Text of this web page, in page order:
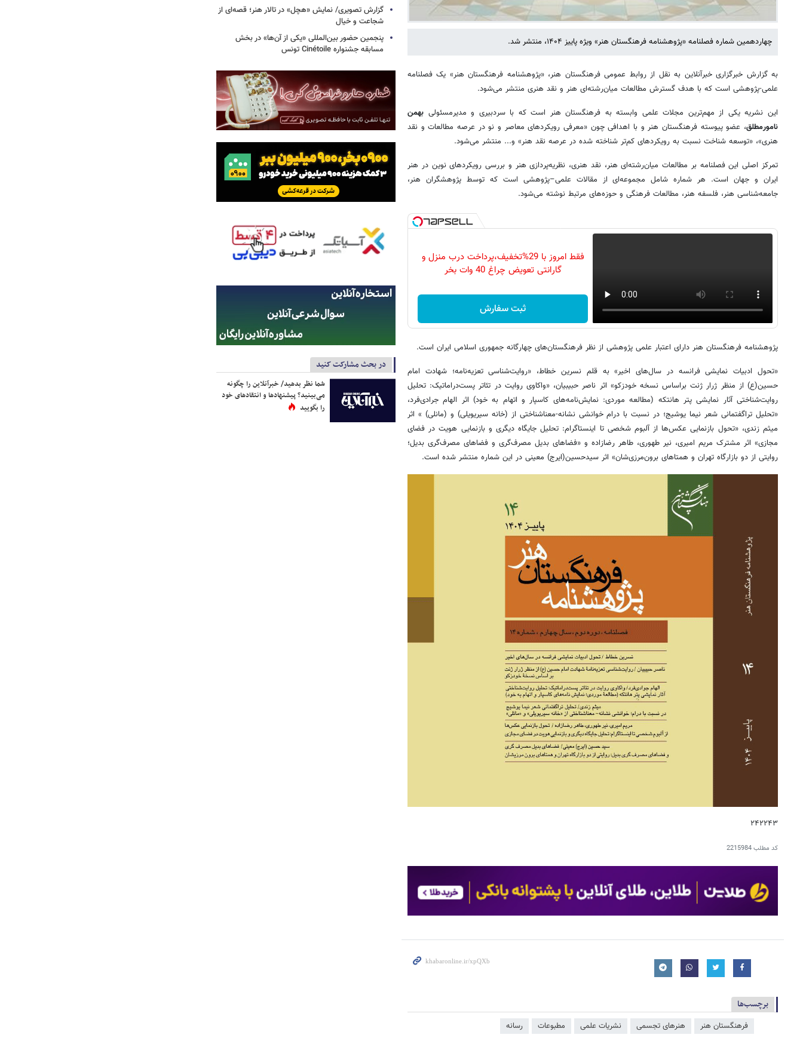
چهاردهمین شماره فصلنامه «پژوهشنامه فرهنگستان هنر» ویژه پاییز ۱۴۰۴، منتشر شد.
به گزارش خبرگزاری خبرآنلاین به نقل از روابط عمومی فرهنگستان هنر، «پژوهشنامه فرهنگستان هنر» یک فصلنامه
علمی‌-پژوهشی است که با هدف گسترش مطالعات میان‌رشته‌ای هنر و نقد هنری منتشر می‌شود.
این نشریه یکی از مهم‌ترین مجلات علمی وابسته به فرهنگستان هنر است که با سردبیری و مدیرمسئولی بهمن
نامورمطلق، عضو پیوسته فرهنگستان هنر و با اهدافی چون «معرفی رویکردهای معاصر و نو در عرصه مطالعات و نقد
هنری»، «توسعه شناخت نسبت به رویکردهای کم‌تر شناخته شده در عرصه نقد هنر» و... منتشر می‌شود.
تمرکز اصلی این فصلنامه بر مطالعات میان‌رشته‌ای هنر، نقد هنری، نظریه‌پردازی هنر و بررسی رویکردهای نوین در هنر
ایران و جهان است. هر شماره شامل مجموعه‌ای از مقالات علمی‌–پژوهشی است که توسط پژوهشگران هنر،
جامعه‌شناسی هنر، فلسفه هنر، مطالعات فرهنگی و حوزه‌های مرتبط نوشته می‌شود.
فقط امروز با 29%تخفیف،پرداخت درب منزل و
گارانتی تعویض چراغ 40 وات بخر
ثبت سفارش
پژوهشنامه فرهنگستان هنر دارای اعتبار علمی پژوهشی از نظر فرهنگستان‌های چهارگانه جمهوری اسلامی ایران است.
«تحول ادبیات نمایشی فرانسه در سال‌های اخیر» به قلم نسرین خطاط، «روایت‌شناسی تعزیه‌نامه؛ شهادت امام
حسین(ع) از منظر ژرار ژنت براساس نسخه خودزکو» اثر ناصر حبیبیان، «واکاوی روایت در تئاتر پست‌دراماتیک: تحلیل
روایت‌شناختی آثار نمایشی پتر هانتکه (مطالعه موردی: نمایش‌نامه‌های کاسپار و اتهام به خود) اثر الهام جرادی‌فرد،
«تحلیل تراگفتمانی شعر نیما یوشیج؛ در نسبت با درام خوانشی نشانه-معناشناختی از (خانه سیریویلی) و (مانلی) » اثر
میثم زندی، «تحول بازنمایی عکس‌ها از آلبوم شخصی تا اینستاگرام: تحلیل جایگاه دیگری و بازنمایی هویت در فضای
مجازی» اثر مشترک مریم امیری، نیر طهوری، طاهر رضازاده و «فضاهای بدیل مصرف‌گری و فضاهای مصرف‌گری بدیل؛
روایتی از دو بازارگاه تهران و همتاهای برون‌مرزی‌شان» اثر سیدحسین(ایرج) معینی در این شماره منتشر شده است.
۲۴۲۲۴۳
کد مطلب2215984
برچسب‌ها
فرهنگستان هنر هنرهای تجسمی نشریات علمی مطبوعات رسانه
گزارش تصویری/ نمایش «هچل» در تالار هنر؛ قصه‌ای از
شجاعت و خیال
پنجمین حضور بین‌المللی «یکی از آن‌ها» در بخش
مسابقه جشنواره Cinétoile تونس
در بحث مشارکت کنید
شما نظر بدهید/ خبرآنلاین را چگونه
می‌بینید؟ پیشنهادها و انتقادهای خود
را بگویید